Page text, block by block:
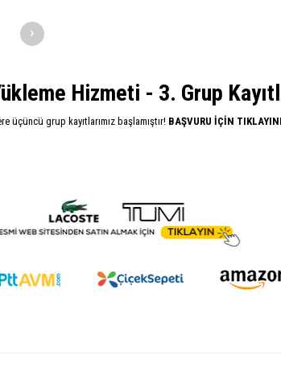
Hizmeti - 3. Grup
üçüncü grup kayıtlarımız başlamıştır! BAŞVURU İÇİN